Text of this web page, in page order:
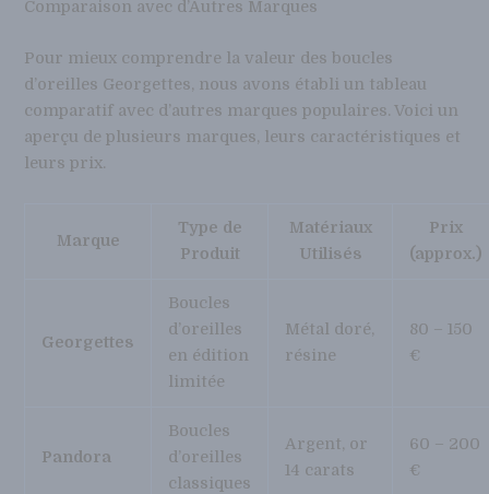
Comparaison avec d’Autres Marques
Pour mieux comprendre la valeur des boucles
d’oreilles Georgettes, nous avons établi un tableau
comparatif avec d’autres marques populaires. Voici un
aperçu de plusieurs marques, leurs caractéristiques et
leurs prix.
Marque
Type de
Produit
Matériaux
Utilisés
Prix
(approx.)
Georgettes
Boucles
d’oreilles
en édition
limitée
Métal doré,
résine
80 – 150
€
Pandora
Boucles
d’oreilles
classiques
Argent, or
14 carats
60 – 200
€